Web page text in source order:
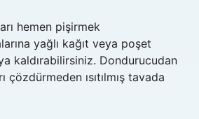
hemen pişirmek
yağlı kağıt veya poşet
kaldırabilirsiniz. Dondurucudan
çözdürmeden ısıtılmış tavada